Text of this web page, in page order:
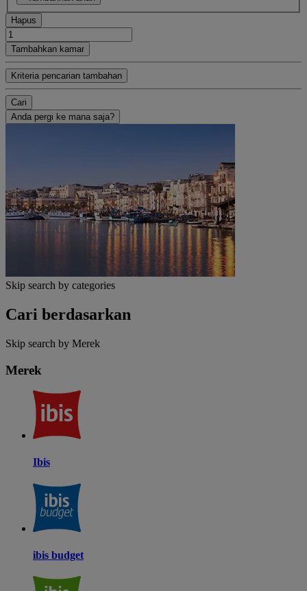
Hapus
Tambahkan kamar
Kriteria pencarian tambahan
Cari
Anda pergi ke mana saja?
Skip search by categories
Cari berdasarkan
Skip search by Merek
Merek
Ibis
ibis budget